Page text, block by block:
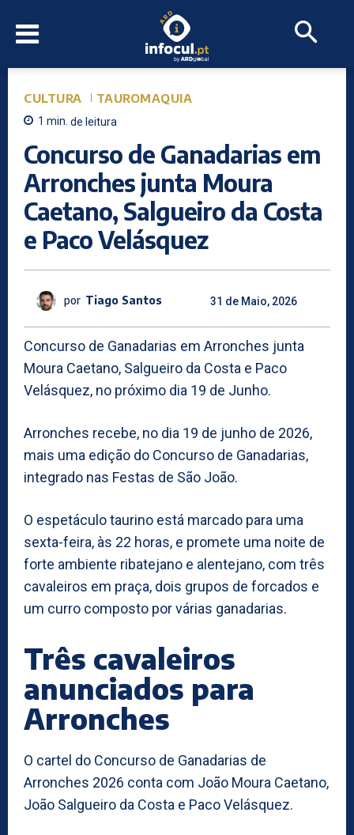
CULTURA TAUROMAQUIA
1 min. de leitura
Concurso de Ganadarias em
Arronches junta Moura
Caetano, Salgueiro da Costa
e Paco Velásquez
por Tiago Santos 31 de Maio, 2026
Concurso de Ganadarias em Arronches junta
Moura Caetano, Salgueiro da Costa e Paco
Velásquez, no próximo dia 19 de Junho.
Arronches recebe, no dia 19 de junho de 2026,
mais uma edição do Concurso de Ganadarias,
integrado nas Festas de São João.
O espetáculo taurino está marcado para uma
sexta-feira, às 22 horas, e promete uma noite de
forte ambiente ribatejano e alentejano, com três
cavaleiros em praça, dois grupos de forcados e
um curro composto por várias ganadarias.
Três cavaleiros
anunciados para
Arronches
O cartel do Concurso de Ganadarias de
Arronches 2026 conta com João Moura Caetano,
João Salgueiro da Costa e Paco Velásquez.